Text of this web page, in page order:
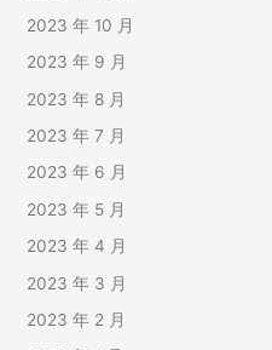
2023 年 10 月
2023 年 9 月
2023 年 8 月
2023 年 7 月
2023 年 6 月
2023 年 5 月
2023 年 4 月
2023 年 3 月
2023 年 2 月